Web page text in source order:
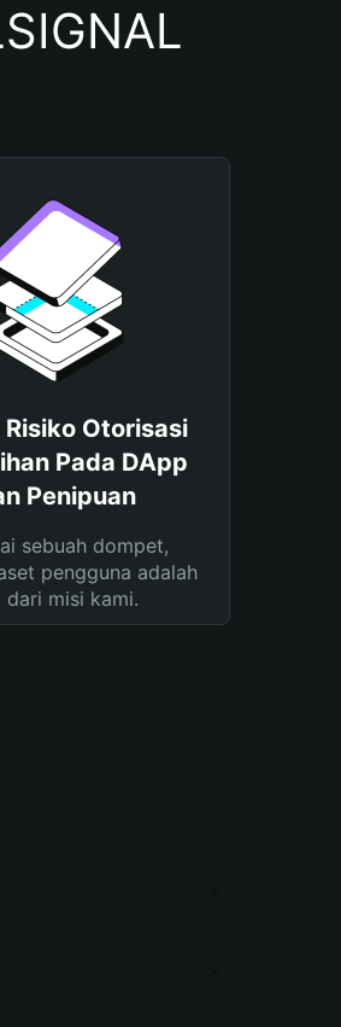
Risiko Otorisasi
Pada DApp
Penipuan
sebuah dompet,
pengguna adalah
dari misi kami.